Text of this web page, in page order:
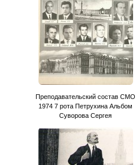
Преподавательский состав СМО
1974 7 рота Петрухина Альбом
Суворова Сергея